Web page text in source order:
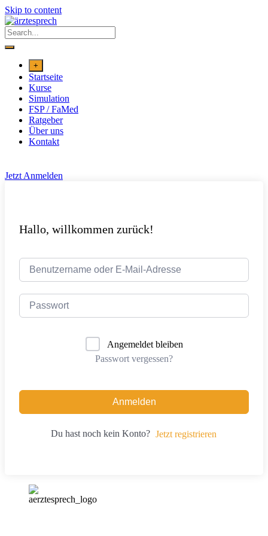
Skip to content
+
Startseite
Kurse
Simulation
FSP / FaMed
Ratgeber
Über uns
Kontakt
Jetzt Anmelden
Hallo, willkommen zurück!
Angemeldet bleiben
Passwort vergessen?
Anmelden
Du hast noch kein Konto? Jetzt registrieren